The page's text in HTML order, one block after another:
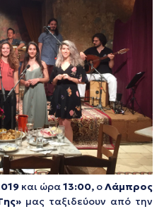
και ώρα13:00, οΛάμπρος
μας ταξιδεύουν από την